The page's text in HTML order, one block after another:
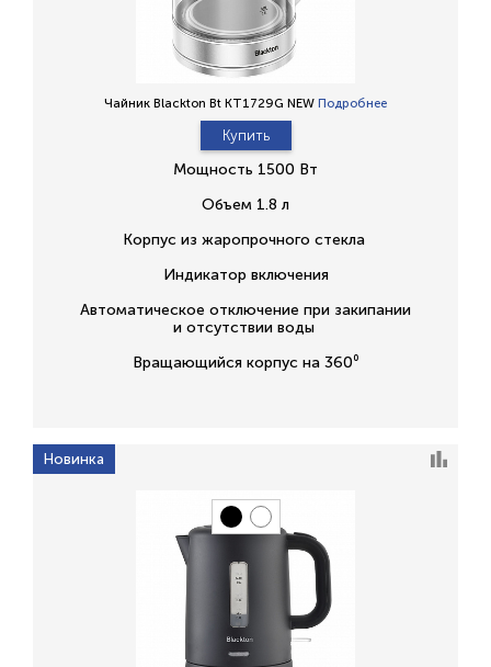
Чайник Blackton Bt KT1729G NEW Подробнее
Купить
Мощность 1500 Вт
Объем 1.8 л
Корпус из жаропрочного стекла
Индикатор включения
Автоматическое отключение при закипании
и отсутствии воды
Вращающийся корпус на 360⁰
Новинка